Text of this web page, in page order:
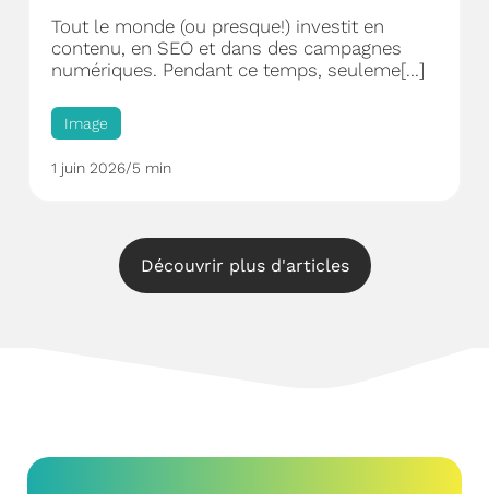
Tout le monde (ou presque!) investit en
contenu, en SEO et dans des campagnes
numériques. Pendant ce temps, seuleme[...]
Image
1 juin 2026/5 min
Découvrir plus d'articles